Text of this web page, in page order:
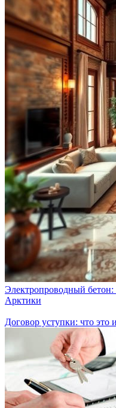
Электропроводный бетон:
Арктики
Договор уступки: что это